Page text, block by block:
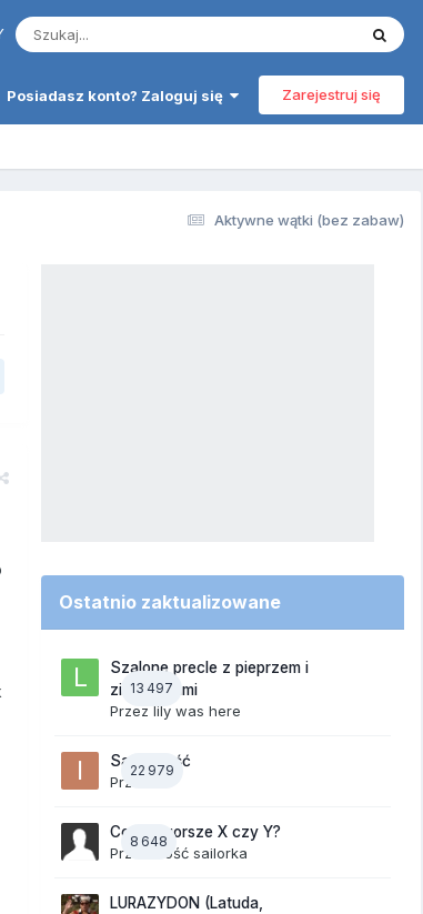
Posiadasz konto? Zaloguj się Zarejestruj się
Aktywne wątki (bez zabaw)
Ostatnio zaktualizowane
13 497
Szalone precle z pieprzem i
ziemniakami
Przez lily was here
22 979
Samotność
Przez
8 648
Co jest gorsze X czy Y?
Przez Gość sailorka
LURAZYDON (Latuda,